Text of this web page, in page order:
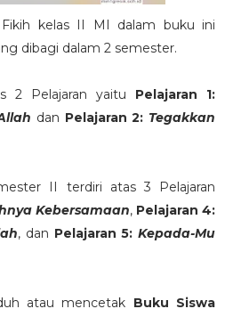
kelas II MI dalam buku ini
dibagi dalam 2 semester.
2 Pelajaran yaitu Pelajaran 1:
dan Pelajaran 2: Tegakkan
II terdiri atas 3 Pelajaran
Kebersamaan, Pelajaran 4:
, dan Pelajaran 5:Kepada-Mu
atau mencetak Buku Siswa